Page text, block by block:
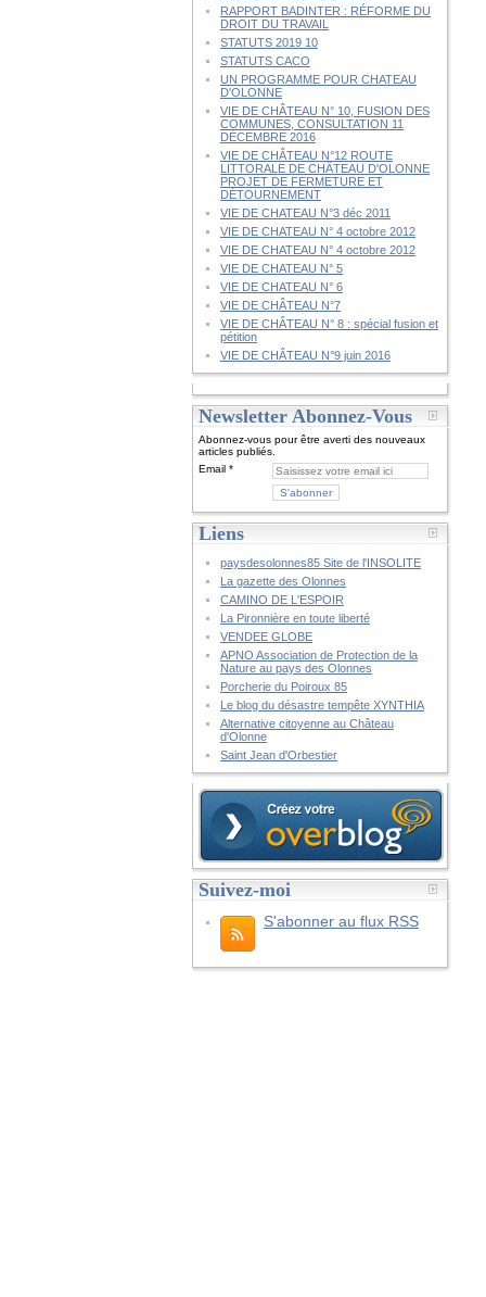
RAPPORT BADINTER : RÉFORME DU
DROIT DU TRAVAIL
STATUTS 2019 10
STATUTS CACO
UN PROGRAMME POUR CHATEAU
D'OLONNE
VIE DE CHÂTEAU N° 10, FUSION DES
COMMUNES, CONSULTATION 11
DÉCEMBRE 2016
VIE DE CHÂTEAU N°12 ROUTE
LITTORALE DE CHÂTEAU D'OLONNE
PROJET DE FERMETURE ET
DÉTOURNEMENT
VIE DE CHATEAU N°3 déc 2011
VIE DE CHATEAU N° 4 octobre 2012
VIE DE CHATEAU N° 4 octobre 2012
VIE DE CHATEAU N° 5
VIE DE CHATEAU N° 6
VIE DE CHÂTEAU N°7
VIE DE CHÂTEAU N° 8 : spécial fusion et
pétition
VIE DE CHÂTEAU N°9 juin 2016
Newsletter Abonnez-Vous
Abonnez-vous pour être averti des nouveaux
articles publiés.
Email
Liens
paysdesolonnes85 Site de l'INSOLITE
La gazette des Olonnes
CAMINO DE L'ESPOIR
La Pironnière en toute liberté
VENDEE GLOBE
APNO Association de Protection de la
Nature au pays des Olonnes
Porcherie du Poiroux 85
Le blog du désastre tempête XYNTHIA
Alternative citoyenne au Château
d'Olonne
Saint Jean d'Orbestier
Suivez-moi
S'abonner au flux RSS